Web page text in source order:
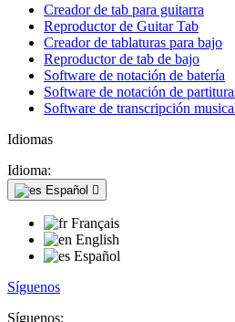
Creador de tab para guitarra
Reproductor de Guitar Tab
Creador de tablaturas para bajo
Reproductor de tab de bajo
Software de notación de batería
Software de notación de
Software de transcripción
Idiomas
Idioma:
Español 
Français
English
Español
Síguenos
Síguenos: